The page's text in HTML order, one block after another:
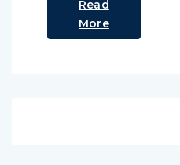
Read
More